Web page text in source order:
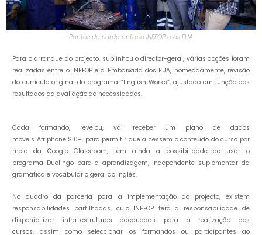
Pontos do cordo entre o INEFOP e os EUA
Para o arranque do projecto, sublinhou o director-geral, várias acções foram
realizadas entre o INEFOP e a Embaixada dos EUA, nomeadamente, revisão
do currículo original do programa “English Works”, ajustado em função dos
resultados da avaliação de necessidades.
Cada formando, revelou, vai receber um plano de dados
móveis Afriphone S10+, para permitir que a cessem o conteúdo do curso por
meio da Google Classroom, tem ainda a possibilidade de usar o
programa Duolingo para a aprendizagem, independente suplementar da
gramática e vocabulário geral do inglês.
No quadro da parceria para a implementação do projecto, existem
responsabilidades partilhadas, cujo INEFOP terá a responsabilidade de
disponibilizar infra-estruturas adequadas para a realização dos
cursos, assim como seleccionar os formandos ou participantes ao